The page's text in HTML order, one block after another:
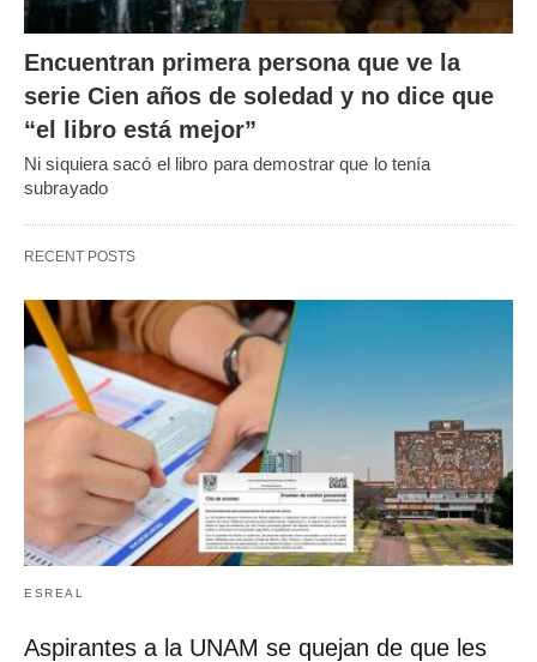
Encuentran primera persona que ve la
serie Cien años de soledad y no dice que
“el libro está mejor”
Ni siquiera sacó el libro para demostrar que lo tenía
subrayado
RECENT POSTS
ESREAL
Aspirantes a la UNAM se quejan de que les